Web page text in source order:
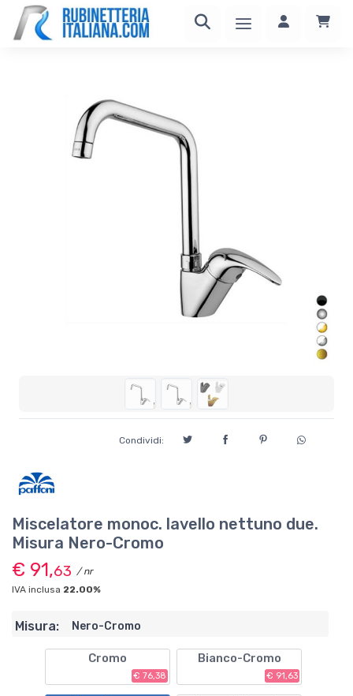
Condividi:
Miscelatore monoc. lavello nettuno due.
Misura Nero-Cromo
€ 91,63 / nr
IVA inclusa 22.00%
Misura: Nero-Cromo
Cromo
€ 76,38
Bianco-Cromo
€ 91,63